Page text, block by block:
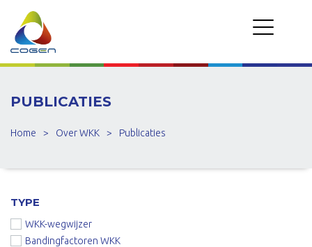
PUBLICATIES
Home > Over WKK > Publicaties
TYPE
WKK-wegwijzer
Bandingfactoren WKK